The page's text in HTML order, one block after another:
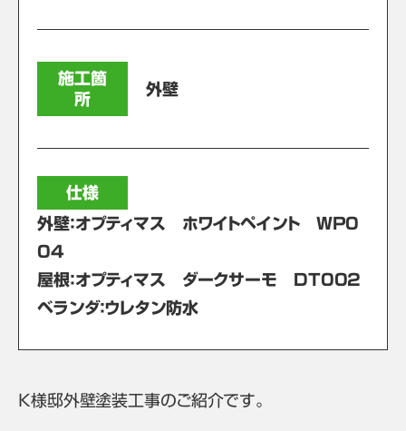
施工箇
所
外壁
仕様
外壁：オプティマス ホワイトペイント WP0
04
屋根：オプティマス ダークサーモ DT002
ベランダ：ウレタン防水
Ｋ様邸外壁塗装工事のご紹介です。